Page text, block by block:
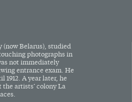
Belarus), studied
photographs in
not immediately
entrance exam. He
1912. A year later, he
artists’ colony La